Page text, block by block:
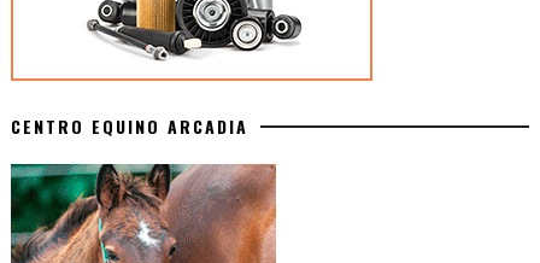
CENTRO EQUINO ARCADIA